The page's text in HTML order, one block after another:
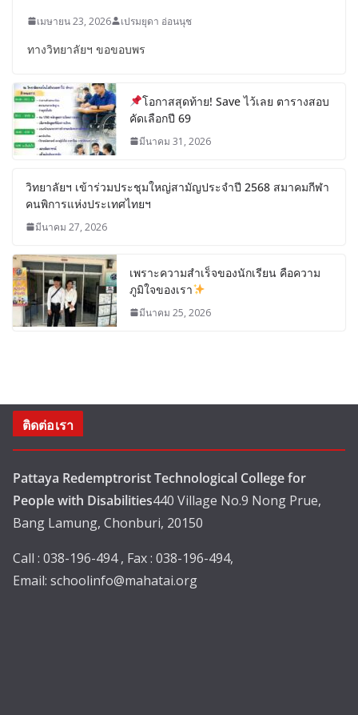
เมษายน 23, 2026 เปรมยุดา อ่อนนุช
ทางวิทยาลัยฯ ขอขอบพร
โอกาสสุดท้าย! Save ไว้เลย ตารางสอบ
คัดเลือกปี 69
มีนาคม 31, 2026
วิทยาลัยฯ เข้าร่วมประชุมใหญ่สามัญประจำปี 2568 สมาคมกีฬา
คนพิการแห่งประเทศไทยฯ
มีนาคม 27, 2026
เพราะความสำเร็จของนักเรียน คือความ
ภูมิใจของเรา
มีนาคม 25, 2026
ติดต่อเรา
Pattaya Redemptrorist Technological College for
People with Disabilities440 Village No.9 Nong Prue,
Bang Lamung, Chonburi, 20150
Call : 038-196-494 , Fax : 038-196-494,
Email: schoolinfo@mahatai.org